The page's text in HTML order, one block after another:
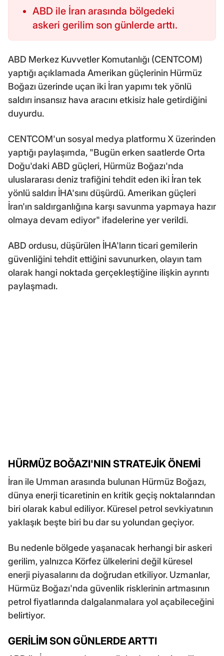
ABD ile İran arasında bölgedeki
askeri gerilim son günlerde arttı.
ABD Merkez Kuvvetler Komutanlığı (CENTCOM)
yaptığı açıklamada Amerikan güçlerinin Hürmüz
Boğazı üzerinde uçan iki İran yapımı tek yönlü
saldırı insansız hava aracını etkisiz hale getirdiğini
duyurdu.
CENTCOM'un sosyal medya platformu X üzerinden
yaptığı paylaşımda, "Bugün erken saatlerde Orta
Doğu'daki ABD güçleri, Hürmüz Boğazı'nda
uluslararası deniz trafiğini tehdit eden iki İran tek
yönlü saldırı İHA'sını düşürdü. Amerikan güçleri
İran'ın saldırganlığına karşı savunma yapmaya hazır
olmaya devam ediyor" ifadelerine yer verildi.
ABD ordusu, düşürülen İHA'ların ticari gemilerin
güvenliğini tehdit ettiğini savunurken, olayın tam
olarak hangi noktada gerçekleştiğine ilişkin ayrıntı
paylaşmadı.
HÜRMÜZ BOĞAZI'NIN STRATEJİK ÖNEMİ
İran ile Umman arasında bulunan Hürmüz Boğazı,
dünya enerji ticaretinin en kritik geçiş noktalarından
biri olarak kabul ediliyor. Küresel petrol sevkiyatının
yaklaşık beşte biri bu dar su yolundan geçiyor.
Bu nedenle bölgede yaşanacak herhangi bir askeri
gerilim, yalnızca Körfez ülkelerini değil küresel
enerji piyasalarını da doğrudan etkiliyor. Uzmanlar,
Hürmüz Boğazı'nda güvenlik risklerinin artmasının
petrol fiyatlarında dalgalanmalara yol açabileceğini
belirtiyor.
GERİLİM SON GÜNLERDE ARTTI